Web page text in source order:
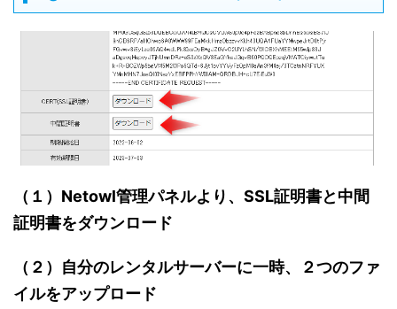
（１）Netowl管理パネルより、SSL証明書と中間
証明書をダウンロード
（２）自分のレンタルサーバーに一時、２つのファ
イルをアップロード